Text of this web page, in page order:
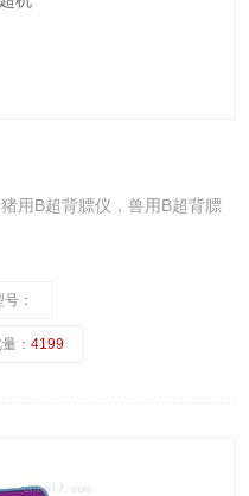
用B超背膘仪，兽用B超背膘
号：
：4199